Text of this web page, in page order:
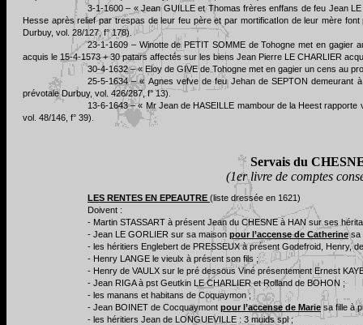
3-1-1600 – « Jean GUILLE et Thomas frères enffans de feu Jean
Hesse après relief par trespas de leur feu père et par mortificatIon de leur mère
Durbuy, vol. 28/127, f° 178).
23-1-1609 – Winotte de PETIT SOMME de Tohogne met en gagier
acquis le 15-4-1573 + 30 patars affectés sur les biens Jean Pierre LE CHARLIER
30-4-1632 – « Eloy de GIVE de Tohogne met en gagier un cens au
25-5-1634 – « Agnes vefve de feu Jehan de SEPTON demeurant
prévotale Durbuy, vol. 426/287, f° 13).
13-6-1643 – « Mr Jean de HASEILLE mambour de la Heest
vol. 48/146, f° 39).
Servais du
(1er livre de comptes
LES RENTES EN EPEAUTRE (liste dressée en 1621)
Doivent :
- Martin STASSART à présent Jean du CHESNE à HAN sur ses
- Jean LE GORLIER sur sa maison pour l’accense de Catherinesa
- les héritiers Englebert de PRESSEUX à présent Godefroid, Henry,
- Henry LANGE le vieulx à présent son fils ;
- Henry de VAULX sur le pré dessous Viné présentement Ernest
- Jean RIGA à pst Geutkin LE CHARLIER et Rolland de BOHON ;
- les manans et habitans de Coquaymon ;
- Jean BOINET de Cocquaymont pour l’accense de Mariesa fille à
- les héritiers Jean de LONGUEVILLE : 3 muids spl ;